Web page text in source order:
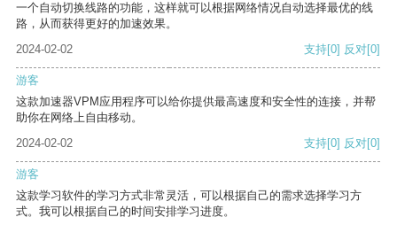
一个自动切换线路的功能，这样就可以根据网络情况自动选择最优的线
路，从而获得更好的加速效果。
2024-02-02
支持[0] 反对[0]
游客
这款加速器VPM应用程序可以给你提供最高速度和安全性的连接，并帮
助你在网络上自由移动。
2024-02-02
支持[0] 反对[0]
游客
这款学习软件的学习方式非常灵活，可以根据自己的需求选择学习方
式。我可以根据自己的时间安排学习进度。